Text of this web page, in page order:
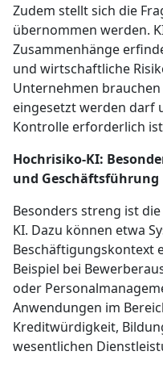
Zudem stellt sich die
übernommen werden.
Zusammenhänge
und wirtschaftliche
Unternehmen
eingesetzt werden darf
Kontrolle erforderlich
Hochrisiko-KI:
und Geschäftsführung
Besonders streng ist
KI. Dazu können etwa
Beschäftigungskontext
Beispiel bei
oder
Anwendungen im
Kreditwürdigkeit,
wesentlichen